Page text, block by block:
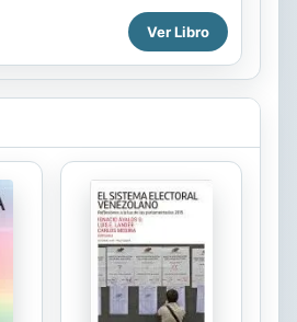
sí que configuran las acciones
a las que se enfrentan los
además de una toma de
adecuada que solucione los
que éstas suponen
el juego, pueden llegar a
en éstos no solo una
física, sino también mental. Es
que muchos autores afirman
jugadores expertos utilizan
situaciones mecanismos
inconscientes,
o intuitivos que les...
Ver Libro